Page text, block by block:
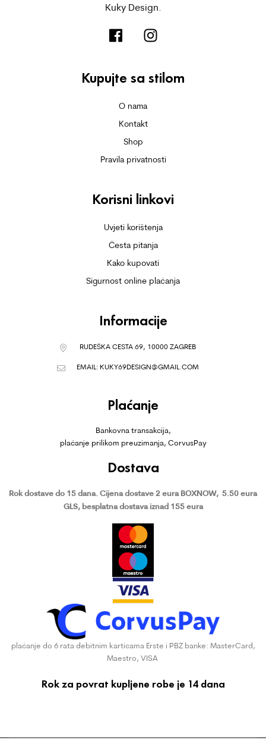
Kuky Design.
Kupujte sa stilom
O nama
Kontakt
Shop
Pravila privatnosti
Korisni linkovi
Uvjeti korištenja
Česta pitanja
Kako kupovati
Sigurnost online plaćanja
Informacije
RUDEŠKA CESTA 69, 10000 ZAGREB
EMAIL: KUKY69DESIGN@GMAIL.COM
Plaćanje
Bankovna transakcija,
plaćanje prilikom preuzimanja, CorvusPay
Dostava
Rok dostave do 15 dana. Cijena dostave 2 eura BOXNOW, 5.50 eura
GLS, besplatna dostava iznad 155 eura
plaćanje do 6 rata debitnim karticama Erste i PBZ banke: MasterCard,
Maestro, VISA
Rok za povrat kupljene robe je 14 dana